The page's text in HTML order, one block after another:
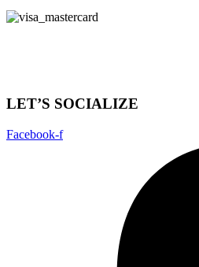
LET’S SOCIALIZE
Facebook-f